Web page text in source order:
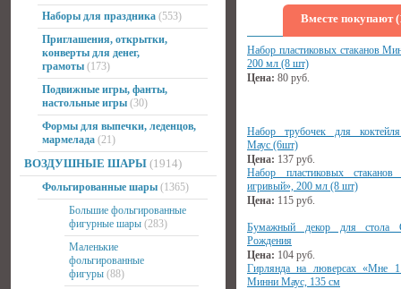
Наборы для праздника (553)
Приглашения, открытки,
конверты для денег,
грамоты (173)
Подвижные игры, фанты,
настольные игры (30)
Формы для выпечки, леденцов,
мармелада (21)
ВОЗДУШНЫЕ ШАРЫ (1914)
Фольгированные шары (1365)
Большие фольгированные
фигурные шары (283)
Маленькие
фольгированные
фигуры (88)
Вместе покупают
Набор пластиковых стаканов
200 мл (8 шт)
Цена: 80 руб.
Набор трубочек для
Маус (6шт)
Цена: 137 руб.
Набор пластиковых
игривый», 200 мл (8 шт)
Цена: 115 руб.
Бумажный декор для
Рождения
Цена: 104 руб.
Гирлянда на люверсах «Мне 1
Минни Маус, 135 см